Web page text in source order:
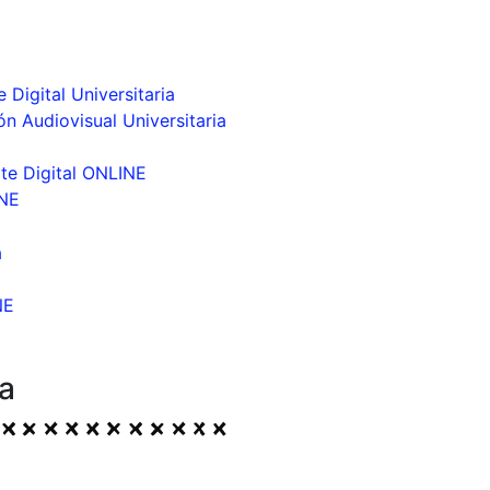
Digital Universitaria
Audiovisual Universitaria
Digital ONLINE